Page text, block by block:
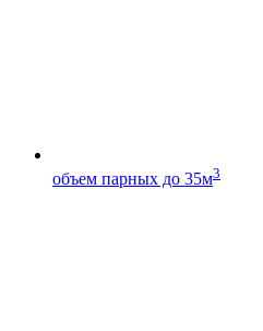
объем парных до 35м3